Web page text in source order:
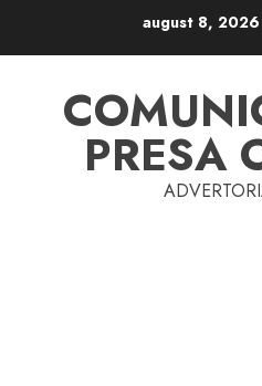
august 8, 2026
PRESA